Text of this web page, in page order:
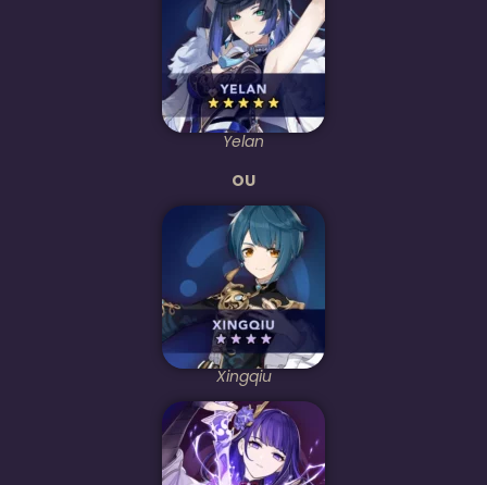
Yelan
OU
Xingqiu